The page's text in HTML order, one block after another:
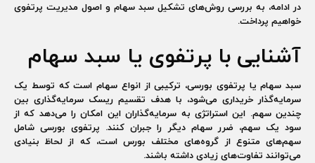
در ادامه، به بررسی روش‌های تشکیل سبد سهام و اصول مدیریت پرتفوی
خواهیم پرداخت.
آشنایی با پرتفوی یا سبد سهام
سبد سهام یا پرتفوی بورسی، ترکیبی از انواع سهام است که توسط یک
سرمایه‌گذار خریداری می‌شود، با هدف تقسیم ریسک سرمایه‌گذاری بین
چندین سهم. این استراتژی به سرمایه‌گذاران این امکان را می‌دهد که از
سود یک سهم، ضرر سهام دیگر را جبران کنند. پرتفوی بورسی شامل
سهم‌های متنوع از گروه‌های مختلف بورس است، که از لحاظ بنیادی
می‌توانند تفاوت‌های زیادی داشته باشند.